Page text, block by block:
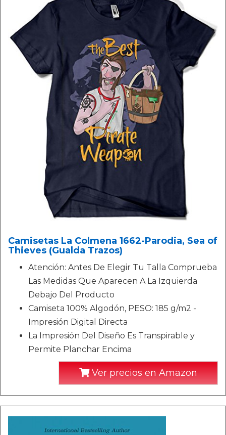
Camisetas La Colmena 1662-Parodia, Sea of
Thieves (Gualda Trazos)
Atención: Antes De Elegir Tu Talla Comprueba
Las Medidas Que Aparecen A La Izquierda
Debajo Del Producto
Camiseta 100% Algodón, PESO: 185 g/m2 -
Impresión Digital Directa
La Impresión Del Diseño Es Transpirable y
Permite Planchar Encima
Ver precios en Amazon